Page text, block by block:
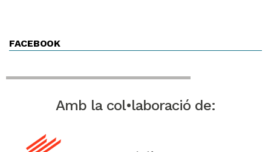
FACEBOOK
Amb la col•laboració de: